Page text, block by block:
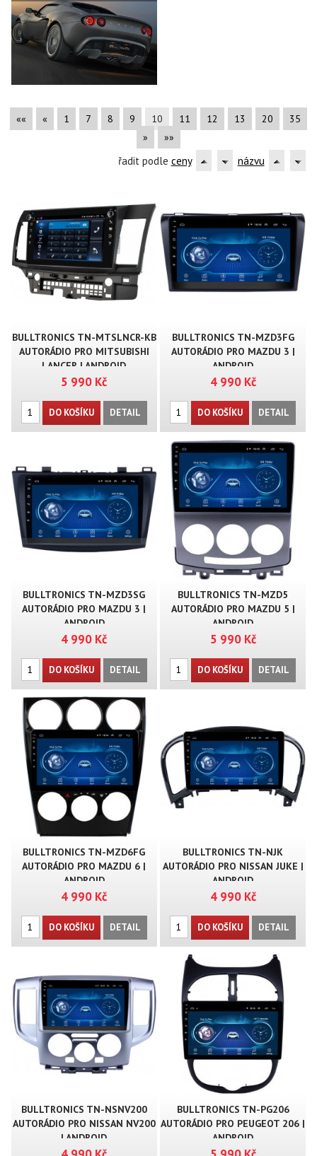
«« « 1 7 8 9 10 11 12 13 20
35
»
»»
řadit podle ceny názvu
BULLTRONICS TN-MTSLNCR-KB
AUTORÁDIO PRO MITSUBISHI
LANCER | ANDROID
5 990 Kč
DO KOŠÍKU DETAIL
BULLTRONICS TN-MZD3FG
AUTORÁDIO PRO MAZDU 3 |
ANDROID
4 990 Kč
DO KOŠÍKU DETAIL
BULLTRONICS TN-MZD3SG
AUTORÁDIO PRO MAZDU 3 |
ANDROID
4 990 Kč
DO KOŠÍKU DETAIL
BULLTRONICS TN-MZD5
AUTORÁDIO PRO MAZDU 5 |
ANDROID
5 990 Kč
DO KOŠÍKU DETAIL
BULLTRONICS TN-MZD6FG
AUTORÁDIO PRO MAZDU 6 |
ANDROID
4 990 Kč
DO KOŠÍKU DETAIL
BULLTRONICS TN-NJK
AUTORÁDIO PRO NISSAN JUKE |
ANDROID
4 990 Kč
DO KOŠÍKU DETAIL
BULLTRONICS TN-NSNV200
AUTORÁDIO PRO NISSAN NV200
| ANDROID
BULLTRONICS TN-PG206
AUTORÁDIO PRO PEUGEOT 206 |
ANDROID